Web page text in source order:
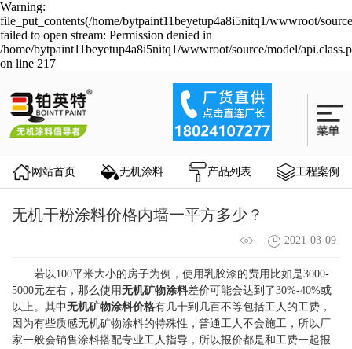
Warning:
file_put_contents(/home/bytpaint11beyetup4a8i5nitq1/wwwroot/
failed to open stream: Permission denied in
/home/bytpaint11beyetup4a8i5nitq1/wwwroot/source/model/
on line 217
网站首页 无机涂料 产品列表 工程案例
无机干粉涂料价格内墙一平方多少？
2021-03-09
若以100平米大小的房子为例，使用乳胶漆的费用比如是3000-
5000元左右，那么使用无机矿物涂料差价可能会达到了30%-40%或
以上。其中无机矿物涂料价格有几十到几百不等包括工人的工费，
因为有些质感无机矿物涂料的特殊性，普通工人不会施工，所以厂
家一般会销售涂料搭配专业工人指导，所以报价都是和工费一起报